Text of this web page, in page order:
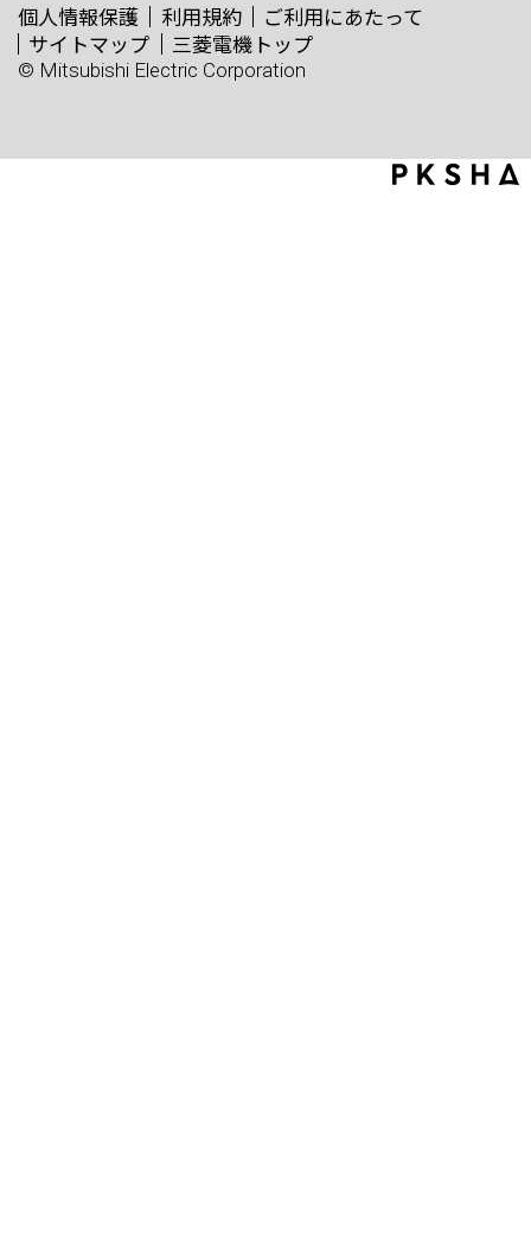
個人情報保護 利用規約
ご利用にあたって
サイトマップ
三菱電機トップ
© Mitsubishi Electric Corporation